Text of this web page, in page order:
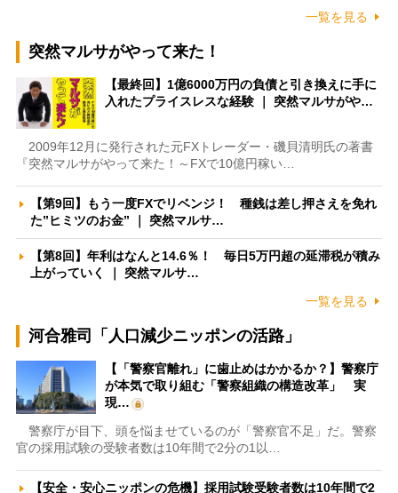
一覧を見る
突然マルサがやって来た！
【最終回】1億6000万円の負債と引き換えに手に
入れたプライスレスな経験 ｜ 突然マルサがや…
2009年12月に発行された元FXトレーダー・磯貝清明氏の著書
『突然マルサがやって来た！～FXで10億円稼い…
【第9回】もう一度FXでリベンジ！ 種銭は差し押さえを免れ
た”ヒミツのお金” ｜ 突然マルサ…
【第8回】年利はなんと14.6％！ 毎日5万円超の延滞税が積み
上がっていく ｜ 突然マルサ…
一覧を見る
河合雅司「人口減少ニッポンの活路」
【「警察官離れ」に歯止めはかかるか？】警察庁
が本気で取り組む「警察組織の構造改革」 実
現…
警察庁が目下、頭を悩ませているのが「警察官不足」だ。警察
官の採用試験の受験者数は10年間で2分の1以…
【安全・安心ニッポンの危機】採用試験受験者数は10年間で2